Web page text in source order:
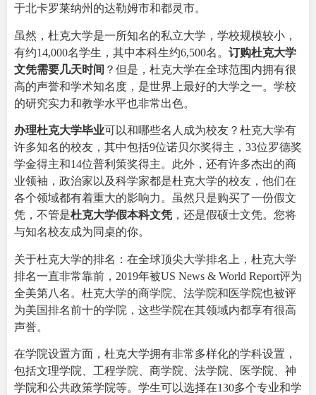
于北卡罗莱纳州的达勒姆市和都灵市。
虽然，杜克大学是一所知名的私立大学，学校规模较小，
有约14,000名学生，其中本科生约6,500名。 订购杜克大学
文凭需要几天时间 ？但是，杜克大学在全球范围内拥有很
高的声誉和学术知名度，是世界上最好的大学之一。学校
的研究实力和教学水平也非常出色。
办理杜克大学毕业可以和哪些名人成为校友？杜克大学有
许多知名的校友，其中包括9位诺贝尔奖得主，33位罗德奖
学金得主和14位普利策奖得主。此外，还有许多杰出的商
业领袖，政治家以及科学家都是杜克大学的校友，他们在
各个领域都有着重大的影响力。虽然只是购买了一份假文
凭，不管是杜克大学假本科文凭 ，还是假硕士文凭。您将
与知名校友成为同桌的你。
关于杜克大学的排名：在全球顶尖大学排名上，杜克大学
排名一直非常靠前，2019年被US News & World Report评为
全美第八名。杜克大学的商学院、法学院和医学院也被评
为美国排名前十的学院，这些学院在其领域内都享有很高
声誉。
在学院设置方面，杜克大学拥有非常多样化的学科设置，
包括文理学院、工程学院、商学院、法学院、医学院、神
学院和公共政策学院等。学生可以选择在130多个专业和学